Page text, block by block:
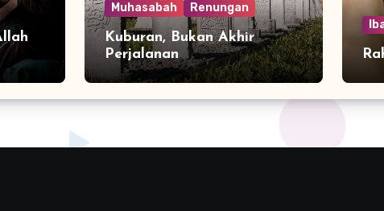
Muhasabah Renungan
Kuburan, Bukan Akhir
Perjalanan